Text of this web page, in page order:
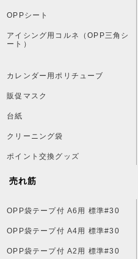
OPPシート
アイシング用コルネ（OPP三角シ
ート）
カレンダー用ポリチューブ
販促マスク
台紙
クリーニング袋
ポイント交換グッズ
売れ筋
OPP袋テープ付 A6用 標準#30
OPP袋テープ付 A4用 標準#30
OPP袋テープ付 A2用 標準#30